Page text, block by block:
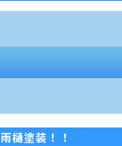
雨樋塗装！！